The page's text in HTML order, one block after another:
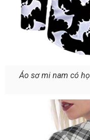
Áo sơ mi nam có